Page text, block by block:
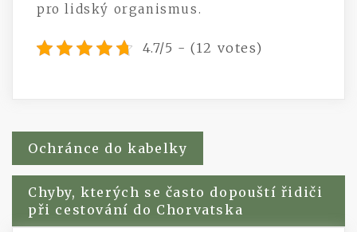
pro lidský organismus.
4.7/5 - (12 votes)
Navigace
pro
příspěvek
Ochránce do kabelky
Chyby, kterých se často dopouští řidiči
při cestování do Chorvatska